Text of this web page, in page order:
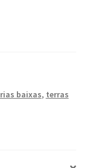
rias baixas, terras